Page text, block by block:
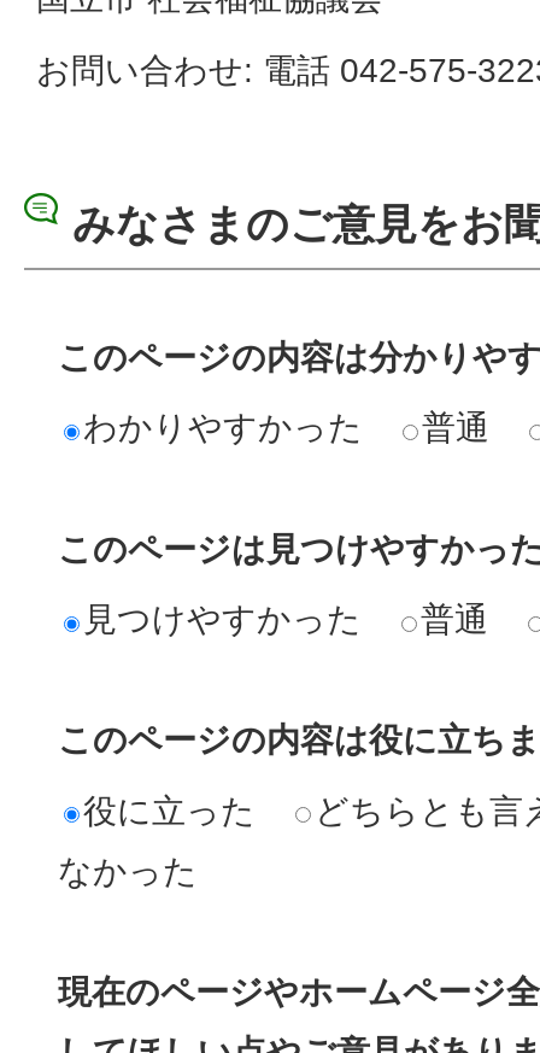
お問い合わせ: 電話 042-575-
みなさまのご意見をお
このページの内容は分かりや
わかりやすかった
普通
このページは見つけやすかっ
見つけやすかった
普通
このページの内容は役に立ち
役に立った
どちらとも言
なかった
現在のページやホームページ